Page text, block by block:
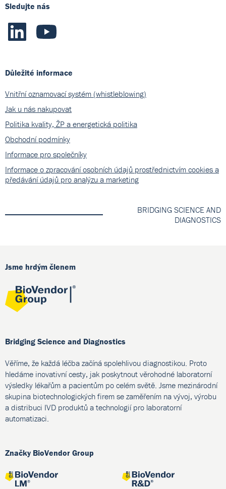
Sledujte nás
Důležité informace
Vnitřní oznamovací systém (whistleblowing)
Jak u nás nakupovat
Politika kvality, ŽP a energetická politika
Obchodní podmínky
Informace pro společníky
Informace o zpracování osobních údajů prostřednictvím cookies a
předávání údajů pro analýzu a marketing
BRIDGING SCIENCE AND
DIAGNOSTICS
Jsme hrdým členem
Bridging Science and Diagnostics
Věříme, že každá léčba začíná spolehlivou diagnostikou. Proto
hledáme inovativní cesty, jak poskytnout věrohodné laboratorní
výsledky lékařům a pacientům po celém světě. Jsme mezinárodní
skupina biotechnologických firem se zaměřením na vývoj, výrobu
a distribuci IVD produktů a technologií pro laboratorní
automatizaci.
Značky BioVendor Group